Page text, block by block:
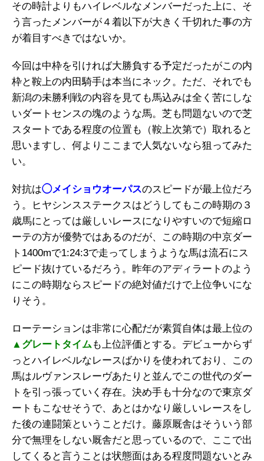
その時計よりもハイレベルなメンバーだった上に、そ
う言ったメンバーが４着以下が大きく千切れた事の方
が着目すべきではないか。
今回は中枠を引ければ大勝負する予定だったがこの内
枠と鞍上の内田騎手は本当にネック。ただ、それでも
新潟の未勝利戦の内容を見ても馬込みは全く苦にしな
いダートセンスの塊のような馬。芝も問題ないので芝
スタートである程度の位置も（鞍上次第で）取れると
思いますし、何よりここまで人気ないなら狙ってみた
い。
対抗は◯メイショウオーパスのスピードが最上位だろ
う。ヒヤシンスステークスはどうしてもこの時期の３
歳馬にとっては厳しいレースになりやすいので短縮ロ
ーテの方が優勢ではあるのだが、この時期の中京ダー
ト1400mで1:24:3で走ってしまうような馬は流石にス
ピード抜けているだろう。昨年のアディラートのよう
にこの時期ならスピードの絶対値だけで上位争いにな
りそう。
ローテーションは非常に心配だが素質自体は最上位の
▲グレートタイムも上位評価とする。デビューからず
っとハイレベルなレースばかりを使われており、この
馬はルヴァンスレーヴあたりと並んでこの世代のダー
トを引っ張っていく存在。決め手も十分なので東京ダ
ートもこなせそうで、あとはかなり厳しいレースをし
た後の連闘策ということだけ。藤原厩舎はそういう部
分で無理をしない厩舎だと思っているので、ここで出
してくると言うことは状態面はある程度問題ないとみ